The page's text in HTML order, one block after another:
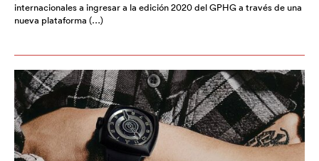
internacionales a ingresar a la edición 2020 del GPHG a través de una
nueva plataforma (…)